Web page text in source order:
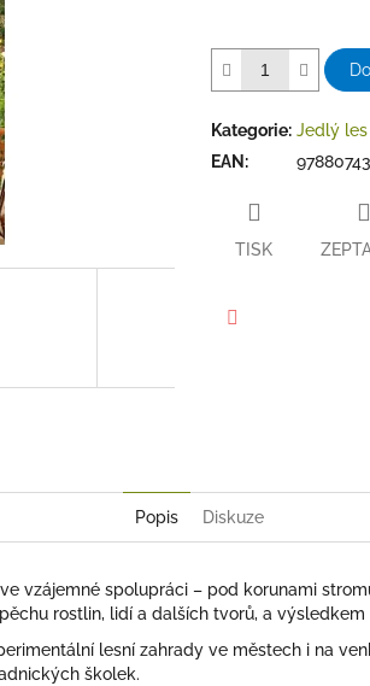
Kategorie: Jedlý les
EAN :
TISK
Popis Diskuze
vzájemné spolupráci – pod korunami
rostlin, lidí a dalších tvorů, a
lesní zahrady ve městech i na
školek.